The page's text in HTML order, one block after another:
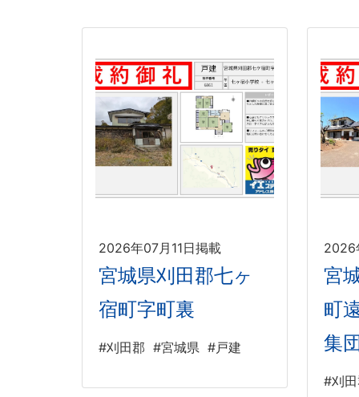
2026年07月11日掲載
宮城県刈田郡七ヶ
宿町字町裏
#刈田郡 #宮城県 #戸建
2026
宮
町
集
#刈